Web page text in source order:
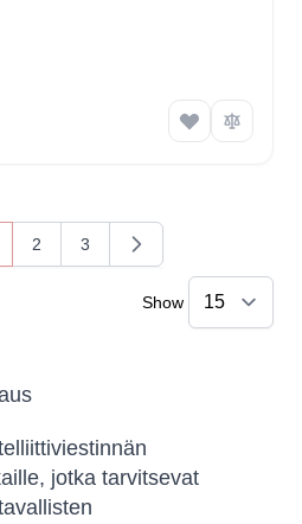
currently reading page
Page
2
Page
3
Show
jotka tarvitsevat